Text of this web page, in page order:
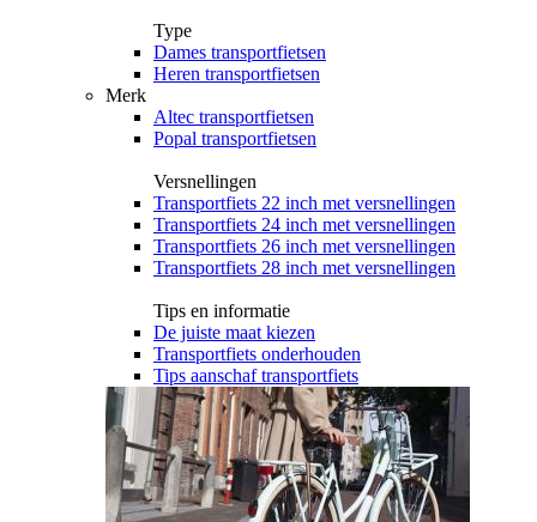
Type
Dames transportfietsen
Heren transportfietsen
Merk
Altec transportfietsen
Popal transportfietsen
Versnellingen
Transportfiets 22 inch met versnellingen
Transportfiets 24 inch met versnellingen
Transportfiets 26 inch met versnellingen
Transportfiets 28 inch met versnellingen
Tips en informatie
De juiste maat kiezen
Transportfiets onderhouden
Tips aanschaf transportfiets